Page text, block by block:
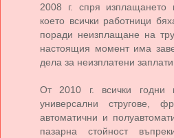
2008 г. спря изплащането
което всички работници
поради неизплащане на
настоящия момент има
дела за неизплатени
От 2010 г. всички
универсални стругове,
автоматични и
пазарна стойност